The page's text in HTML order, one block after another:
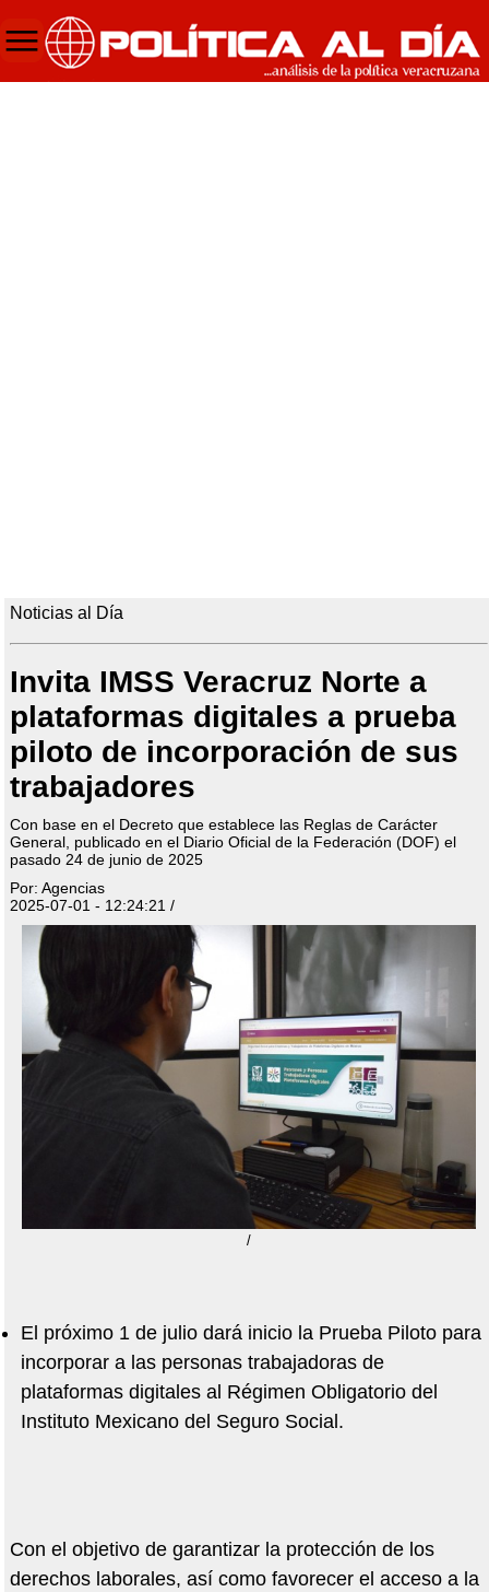
Noticias al Día
Invita IMSS Veracruz Norte a
plataformas digitales a prueba
piloto de incorporación de sus
trabajadores
Con base en el Decreto que establece las Reglas de Carácter
General, publicado en el Diario Oficial de la Federación (DOF) el
pasado 24 de junio de 2025
Por: Agencias
2025-07-01 - 12:24:21 /
/
El próximo 1 de julio dará inicio la Prueba Piloto para
incorporar a las personas trabajadoras de
plataformas digitales al Régimen Obligatorio del
Instituto Mexicano del Seguro Social.
Con el objetivo de garantizar la protección de los
derechos laborales, así como favorecer el acceso a la